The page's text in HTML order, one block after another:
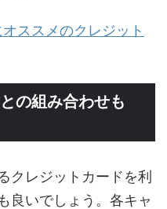
ススメのクレジット
の組み合わせも
クレジットカードを利
良いでしょう。各キャ